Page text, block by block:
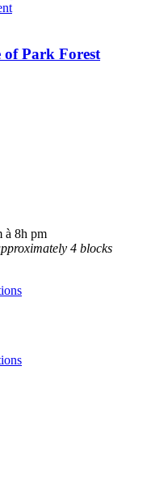
Park Forest
à 8h pm
4 blocks